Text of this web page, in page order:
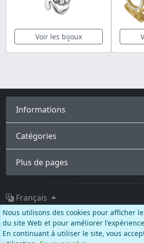
Voir les bijoux
Informations
Catégories
Plus de pages
© BALCANO
Facebook Instagram TikTok
Français
Nous utilisons des cookies pour afficher
du site Web et pour améliorer
En continuant à utiliser le site, vous